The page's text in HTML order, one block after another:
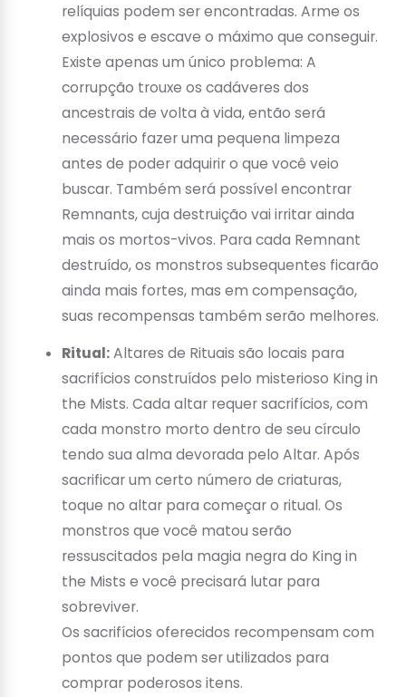
relíquias podem ser encontradas. Arme os
explosivos e escave o máximo que conseguir.
Existe apenas um único problema: A
corrupção trouxe os cadáveres dos
ancestrais de volta à vida, então será
necessário fazer uma pequena limpeza
antes de poder adquirir o que você veio
buscar. Também será possível encontrar
Remnants, cuja destruição vai irritar ainda
mais os mortos-vivos. Para cada Remnant
destruído, os monstros subsequentes ficarão
ainda mais fortes, mas em compensação,
suas recompensas também serão melhores.
Ritual:Altares de Rituais são locais para
sacrifícios construídos pelo misterioso King in
the Mists. Cada altar requer sacrifícios, com
cada monstro morto dentro de seu círculo
tendo sua alma devorada pelo Altar. Após
sacrificar um certo número de criaturas,
toque no altar para começar o ritual. Os
monstros que você matou serão
ressuscitados pela magia negra do King in
the Mists e você precisará lutar para
sobreviver.
Os sacrifícios oferecidos recompensam com
pontos que podem ser utilizados para
comprar poderosos itens.